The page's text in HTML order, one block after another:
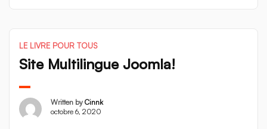
LE LIVRE POUR TOUS
Site Multilingue Joomla!
Written by Cinnk
octobre 6, 2020